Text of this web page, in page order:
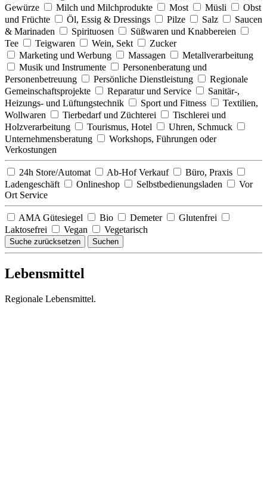
Gewürze
Milch und Milchprodukte Most Müsli
Obst
und Früchte
Öl, Essig & Dressings Pilze Salz
Saucen
& Marinaden
Spirituosen
Süßwaren und Knabbereien
Tee
Teigwaren Wein, Sekt
Zucker
Marketing und Werbung
Massagen
Metallverarbeitung
Musik und Instrumente
Personenberatung und
Personenbetreuung
Persönliche Dienstleistung
Regionale
Gemeinschaftsprojekte
Reparatur und Service
Sanitär-,
Heizungs- und Lüftungstechnik
Sport und Fitness
Textilien,
Wollwaren
Tierbedarf und Züchterei
Tischlerei und
Holzverarbeitung
Tourismus, Hotel
Uhren, Schmuck
Unternehmensberatung
Workshops, Führungen oder
Verkostungen
24h Store/Automat Ab-Hof Verkauf
Büro, Praxis
Ladengeschäft
Onlineshop Selbstbedienungsladen
Vor
Ort Service
AMA Gütesiegel Bio Demeter
Glutenfrei
Laktosefrei
Vegan Vegetarisch
Suche zurücksetzen Suchen
Lebensmittel
Regionale Lebensmittel.